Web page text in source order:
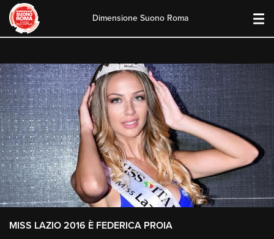
content
Dimensione Suono Roma
MISS LAZIO 2016 È FEDERICA PROIA